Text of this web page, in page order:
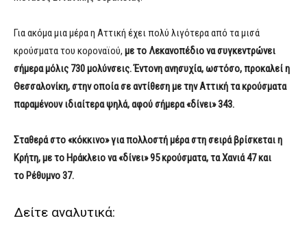
Για ακόμα μια μέρα η Αττική έχει πολύ λιγότερα από τα μισά
κρούσματα του κοροναϊού, με το Λεκανοπέδιο να συγκεντρώνει
σήμερα μόλις 730 μολύνσεις. Έντονη ανησυχία, ωστόσο, προκαλεί η
Θεσσαλονίκη, στην οποία σε αντίθεση με την Αττική τα κρούσματα
παραμένουν ιδιαίτερα ψηλά, αφού σήμερα «δίνει» 343.
Σταθερά στο «κόκκινο» για πολλοστή μέρα στη σειρά βρίσκεται η
Κρήτη, με το Ηράκλειο να «δίνει» 95 κρούσματα, τα Χανιά 47 και
το Ρέθυμνο 37.
Δείτε αναλυτικά: